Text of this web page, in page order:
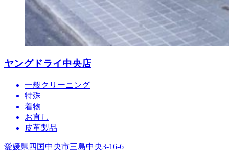
ヤングドライ中央店
一般クリーニング
特殊
着物
お直し
皮革製品
愛媛県四国中央市三島中央3-16-6